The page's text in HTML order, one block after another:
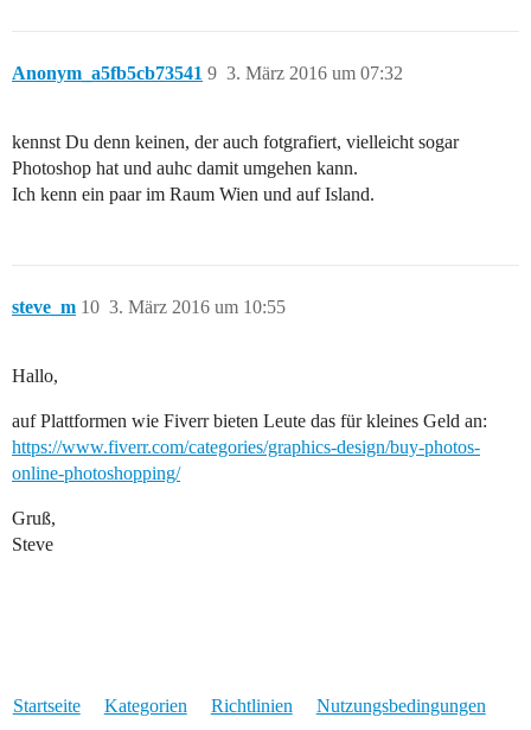
Anonym_a5fb5cb73541 3. März 2016 um 07:32
9
kennst Du denn keinen, der auch fotgrafiert, vielleicht sogar
Photoshop hat und auhc damit umgehen kann.
Ich kenn ein paar im Raum Wien und auf Island.
steve_m 3. März 2016 um 10:55
10
Hallo,
auf Plattformen wie Fiverr bieten Leute das für kleines Geld an:
https://www.fiverr.com/categories/graphics-design/buy-photos-
online-photoshopping/
Gruß,
Steve
Startseite Kategorien Richtlinien Nutzungsbedingungen